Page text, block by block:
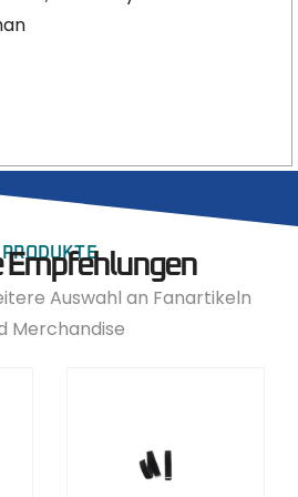
PRODUKTE
Empfehlungen
Auswahl an Fanartikeln
Merchandise